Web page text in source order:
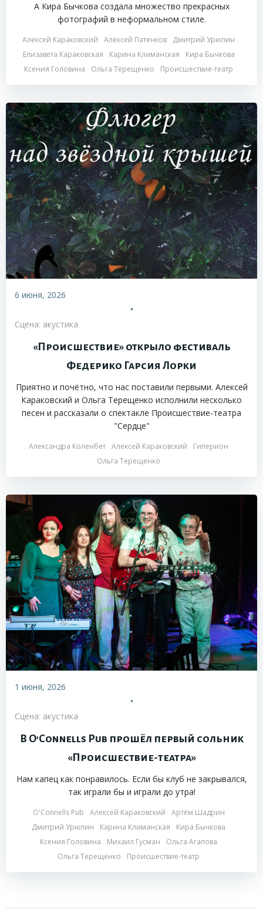
А Кира Бычкова создала множество прекрасных
фотографий в неформальном стиле.
Алексей Караковский Алексей Патенков
Дмитрий Урюпин
Елизавета Караковская
Карина Климанская
Кира Бычкова
Ксения Головина
Ольга Терещенко Происшествие-театр
6 июня, 2026
•
Сцена: акустика
«Происшествие» открыло фестиваль
Федерико Гарсия Лорки
Приятно и почётно, что нас поставили первыми. Алексей
Караковский и Ольга Терещенко исполнили несколько
песен и рассказали о спектакле Происшествие-театра
"Сердце"
Александра Коленбет Алексей Караковский
Гиперион
Ольга Терещенко
1 июня, 2026
•
Сцена: акустика
В O’Connells Pub прошёл первый сольник
«Происшествие-театра»
Нам капец как понравилось. Если бы клуб не закрывался,
так играли бы и играли до утра!
O'Connells Pub Алексей Караковский
Артём Шадрин
Дмитрий Урюпин
Карина Климанская
Кира Бычкова
Ксения Головина
Михаил Гусман
Ольга Агапова
Ольга Терещенко
Происшествие-театр